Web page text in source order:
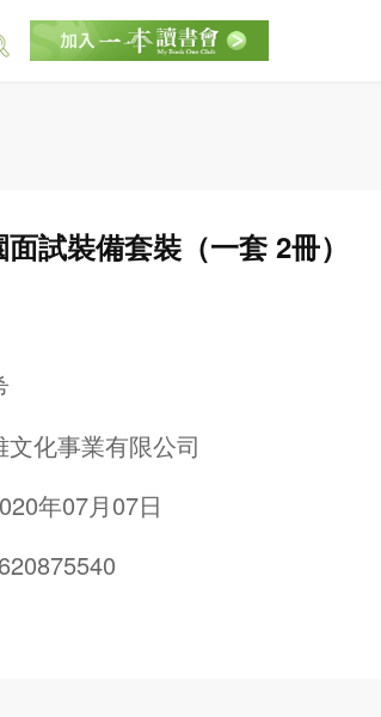
試裝備套裝（一套 2冊）
文化事業有限公司
年07月07日